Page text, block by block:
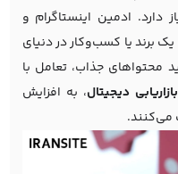
دارد. ادمین اینستاگرام و
برند یا کسب‌وکار در دنیای
محتواهای جذاب، تعامل با
بازاریابی دیجیتال، به افزایش
می‌کنند.